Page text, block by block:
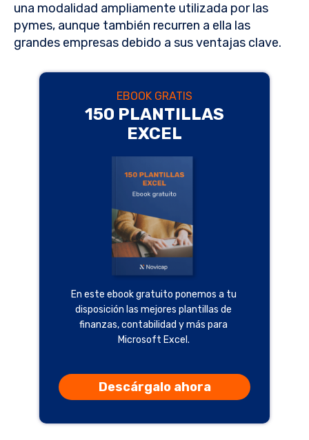
una modalidad ampliamente utilizada por las
pymes, aunque también recurren a ella las
grandes empresas debido a sus ventajas clave.
En este ebook gratuito ponemos a tu
disposición las mejores plantillas de
finanzas, contabilidad y más para
Microsoft Excel.
150 PLANTILLAS
EXCEL
EBOOK GRATIS
Descárgalo ahora